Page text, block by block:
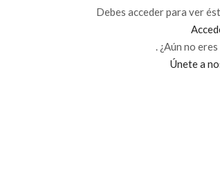
Debes acceder para ver
. ¿Aún no
Únete a